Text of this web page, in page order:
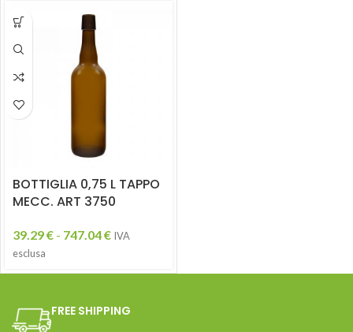
BOTTIGLIA 0,75 L TAPPO
MECC. ART 3750
39.29€ - 747.04€ IVA
esclusa
FREE SHIPPING